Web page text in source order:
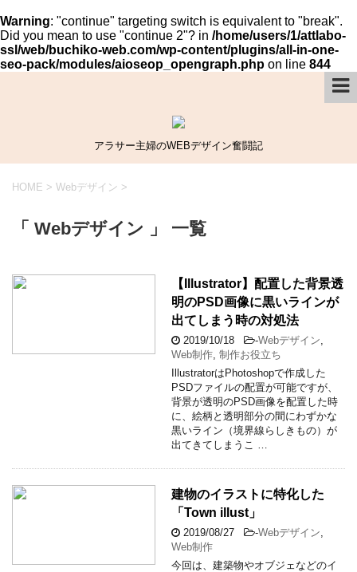
Warning: "continue" targeting switch is equivalent to "break".
Did you mean to use "continue 2"? in /home/users/1/attlabo-
ssl/web/buchiko-web.com/wp-content/plugins/all-in-one-
seo-pack/modules/aioseop_opengraph.php on line 844
アラサー主婦のWEBデザイン奮闘記
HOME > Webデザイン >
「 Webデザイン 」 一覧
【Illustrator】配置した背景透
明のPSD画像に黒いラインが
出てしまう時の対処法
2019/10/18 -Webデザイン
Web制作 制作お役立ち
IllustratorはPhotoshopで作成した
PSDファイルの配置が可能ですが、
背景が透明のPSD画像を配置した時
に、絵柄と透明部分の間にわずかな
黒いライン（境界線らしきもの）が
出てきてしまうこ …
建物のイラストに特化した
「Town illust」
2019/08/27 -Webデザイン
Web制作
今回は、建築物やオブジェなどのイ